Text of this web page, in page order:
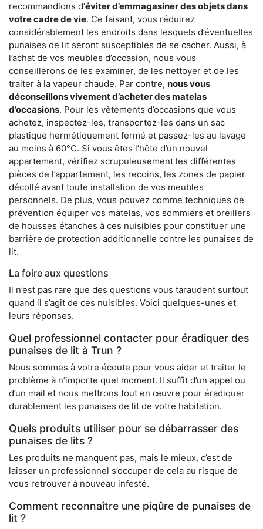
recommandions d’éviter d’emmagasiner des objets dans
votre cadre de vie. Ce faisant, vous réduirez
considérablement les endroits dans lesquels d’éventuelles
punaises de lit seront susceptibles de se cacher. Aussi, à
l’achat de vos meubles d’occasion, nous vous
conseillerons de les examiner, de les nettoyer et de les
traiter à la vapeur chaude. Par contre, nous vous
déconseillons vivement d’acheter des matelas
d’occasions. Pour les vêtements d’occasions que vous
achetez, inspectez-les, transportez-les dans un sac
plastique hermétiquement fermé et passez-les au lavage
au moins à 60°C. Si vous êtes l’hôte d’un nouvel
appartement, vérifiez scrupuleusement les différentes
pièces de l’appartement, les recoins, les zones de papier
décollé avant toute installation de vos meubles
personnels. De plus, vous pouvez comme techniques de
prévention équiper vos matelas, vos sommiers et oreillers
de housses étanches à ces nuisibles pour constituer une
barrière de protection additionnelle contre les punaises de
lit.
La foire aux questions
Il n’est pas rare que des questions vous taraudent surtout
quand il s’agit de ces nuisibles. Voici quelques-unes et
leurs réponses.
Quel professionnel contacter pour éradiquer des
punaises de lit à Trun ?
Nous sommes à votre écoute pour vous aider et traiter le
problème à n’importe quel moment. Il suffit d’un appel ou
d’un mail et nous mettrons tout en œuvre pour éradiquer
durablement les punaises de lit de votre habitation.
Quels produits utiliser pour se débarrasser des
punaises de lits ?
Les produits ne manquent pas, mais le mieux, c’est de
laisser un professionnel s’occuper de cela au risque de
vous retrouver à nouveau infesté.
Comment reconnaître une piqûre de punaises de
lit ?